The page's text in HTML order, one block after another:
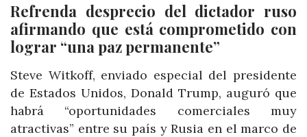
Refrenda desprecio del dictador ruso
afirmando que está comprometido con
lograr “una paz permanente”
Steve Witkoff, enviado especial del presidente
de Estados Unidos, Donald Trump, auguró que
habrá “oportunidades comerciales muy
atractivas” entre su país y Rusia en el marco de